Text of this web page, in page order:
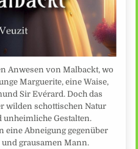
Anwesen von Malbackt, wo
Marguerite, eine Waise,
Sir Evérard. Doch das
wilden schottischen Natur
Gestalten.
eine Abneigung gegenüber
grausamen Mann.